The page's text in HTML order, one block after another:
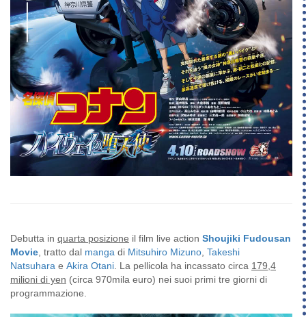
Debutta in quarta posizione il film live action Shoujiki Fudousan
Movie, tratto dal manga di Mitsuhiro Mizuno, Takeshi
Natsuhara e Akira Otani. La pellicola ha incassato circa 179,4
milioni di yen (circa 970mila euro) nei suoi primi tre giorni di
programmazione.